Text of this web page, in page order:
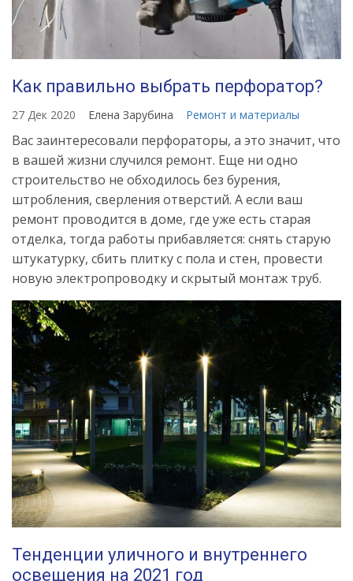
Как правильно выбрать перфоратор?
27 Дек 2020 Елена Зарубина Ремонт и материалы
Вас заинтересовали перфораторы, а это значит, что
в вашей жизни случился ремонт. Еще ни одно
строительство не обходилось без бурения,
штробления, сверления отверстий. А если ваш
ремонт проводится в доме, где уже есть старая
отделка, тогда работы прибавляется: снять старую
штукатурку, сбить плитку с пола и стен, провести
новую электропроводку и скрытый монтаж труб.
Тенденции уличного и внутреннего
освещения на 2021 год